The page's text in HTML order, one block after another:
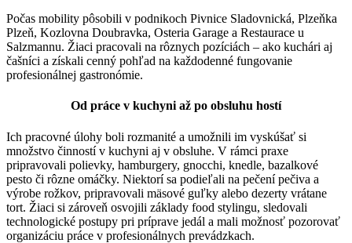
Počas mobility pôsobili v podnikoch Pivnice Sladovnická, Plzeňka
Plzeň, Kozlovna Doubravka, Osteria Garage a Restaurace u
Salzmannu. Žiaci pracovali na rôznych pozíciách – ako kuchári aj
čašníci a získali cenný pohľad na každodenné fungovanie
profesionálnej gastronómie.
Od práce v kuchyni až po obsluhu hostí
Ich pracovné úlohy boli rozmanité a umožnili im vyskúšať si
množstvo činností v kuchyni aj v obsluhe. V rámci praxe
pripravovali polievky, hamburgery, gnocchi, knedle, bazalkové
pesto či rôzne omáčky. Niektorí sa podieľali na pečení pečiva a
výrobe rožkov, pripravovali mäsové guľky alebo dezerty vrátane
tort. Žiaci si zároveň osvojili základy food stylingu, sledovali
technologické postupy pri príprave jedál a mali možnosť pozorovať
organizáciu práce v profesionálnych prevádzkach.